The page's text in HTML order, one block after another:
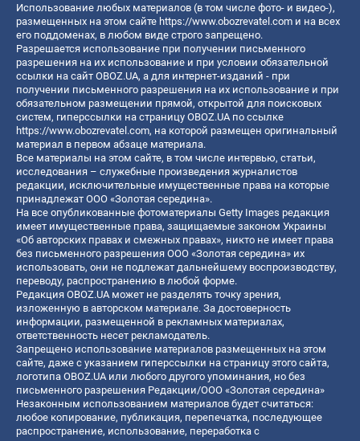
Использование любых материалов (в том числе фото- и видео-),
размещенных на этом сайте https://www.obozrevatel.com и на всех
его поддоменах, в любом виде строго запрещено.
Разрешается использование при получении письменного
разрешения на их использование и при условии обязательной
ссылки на сайт OBOZ.UA, а для интернет-изданий - при
получении письменного разрешения на их использование и при
обязательном размещении прямой, открытой для поисковых
систем, гиперссылки на страницу OBOZ.UA по ссылке
https://www.obozrevatel.com, на которой размещен оригинальный
материал в первом абзаце материала.
Все материалы на этом сайте, в том числе интервью, статьи,
исследования – служебные произведения журналистов
редакции, исключительные имущественные права на которые
принадлежат ООО «Золотая середина».
На все опубликованные фотоматериалы Getty Images редакция
имеет имущественные права, защищаемые законом Украины
«Об авторских правах и смежных правах», никто не имеет права
без письменного разрешения ООО «Золотая середина» их
использовать, они не подлежат дальнейшему воспроизводству,
переводу, распространению в любой форме.
Редакция OBOZ.UA может не разделять точку зрения,
изложенную в авторском материале. За достоверность
информации, размещенной в рекламных материалах,
ответственность несет рекламодатель.
Запрещено использование материалов размещенных на этом
сайте, даже с указанием гиперссылки на страницу этого сайта,
логотипа OBOZ.UA или любого другого упоминания, но без
письменного разрешения Редакции/ООО «Золотая середина»
Незаконным использованием материалов будет считаться:
любое копирование, публикация, перепечатка, последующее
распространение, использование, переработка с